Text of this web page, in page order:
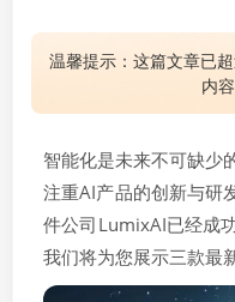
温馨提示：这篇文章已
内
智能化是未来不可缺少
注重AI产品的创新与研
件公司LumixAI已经成
我们将为您展示三款最